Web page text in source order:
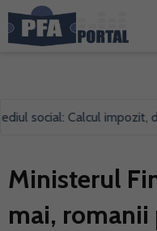
social: Calcul impozit,
Ministerul
mai,